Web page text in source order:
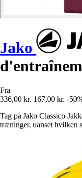
Jako
Fra
336,00 kr. 167,00 kr. -
Tag på Jako Classico
træninger, uanset hvilken